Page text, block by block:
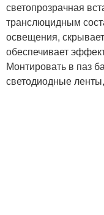
светопрозрачная
транслюцидным
освещения,
обеспечивает
Монтировать в паз
светодиодные